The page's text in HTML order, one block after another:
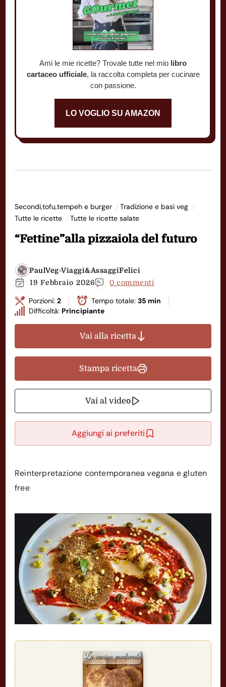
Ami le mie ricette? Trovale tutte nel mio libro
cartaceo ufficiale, la raccolta completa per cucinare
con passione.
LO VOGLIO SU AMAZON
Secondi,tofu,tempeh e burger
Tradizione e basi veg
Tutte le ricette
Tutte le ricette salate
“Fettine”alla pizzaiola del futuro
PaulVeg-Viaggi&AssaggiFelici
19 Febbraio 2026
0 commenti
Porzioni: 2 Tempo totale: 35 min
Difficoltà: Principiante
Vai alla ricetta
Stampa ricetta
Vai al video
Aggiungi ai preferiti
Reinterpretazione contemporanea vegana e gluten
free